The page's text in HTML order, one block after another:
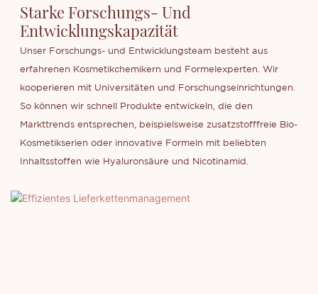
Starke Forschungs- Und
Entwicklungskapazität
Unser Forschungs- und Entwicklungsteam besteht aus
erfahrenen Kosmetikchemikern und Formelexperten. Wir
kooperieren mit Universitäten und Forschungseinrichtungen.
So können wir schnell Produkte entwickeln, die den
Markttrends entsprechen, beispielsweise zusatzstofffreie Bio-
Kosmetikserien oder innovative Formeln mit beliebten
Inhaltsstoffen wie Hyaluronsäure und Nicotinamid.